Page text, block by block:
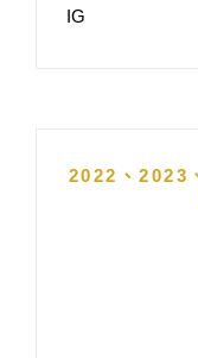
IG
2022、2023